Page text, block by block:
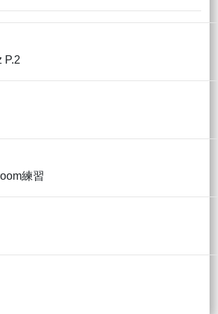
P.2
練習